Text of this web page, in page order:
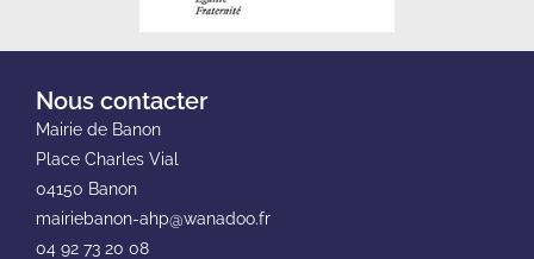
Nous contacter
Mairie de Banon
Place Charles Vial
04150 Banon
mairiebanon-ahp@wanadoo.fr
04 92 73 20 08